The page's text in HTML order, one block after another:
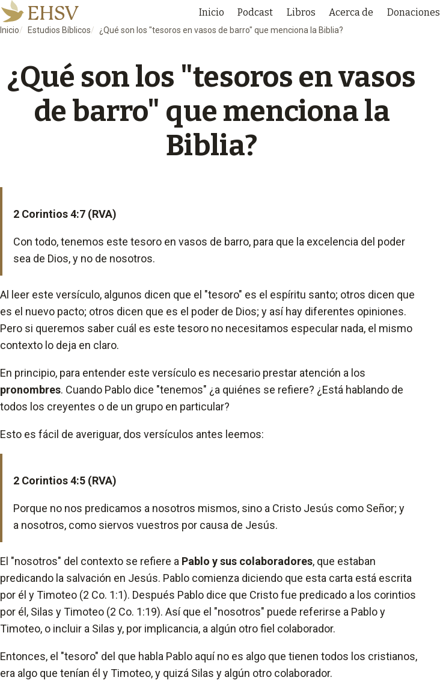
Inicio Podcast Libros Acerca de Donaciones
Inicio Estudios Bíblicos ¿Qué son los "tesoros en vasos de barro" que menciona la Biblia?
¿Qué son los "tesoros en vasos
de barro" que menciona la
Biblia?
2 Corintios 4:7 (RVA)
Con todo, tenemos este tesoro en vasos de barro, para que la excelencia del poder
sea de Dios, y no de nosotros.
Al leer este versículo, algunos dicen que el "tesoro" es el espíritu santo; otros dicen que
es el nuevo pacto; otros dicen que es el poder de Dios; y así hay diferentes opiniones.
Pero si queremos saber cuál es este tesoro no necesitamos especular nada, el mismo
contexto lo deja en claro.
En principio, para entender este versículo es necesario prestar atención a los
pronombres. Cuando Pablo dice "tenemos" ¿a quiénes se refiere? ¿Está hablando de
todos los creyentes o de un grupo en particular?
Esto es fácil de averiguar, dos versículos antes leemos:
2 Corintios 4:5 (RVA)
Porque no nos predicamos a nosotros mismos, sino a Cristo Jesús como Señor; y
a nosotros, como siervos vuestros por causa de Jesús.
El "nosotros" del contexto se refiere a Pablo y sus colaboradores, que estaban
predicando la salvación en Jesús. Pablo comienza diciendo que esta carta está escrita
por él y Timoteo (2 Co. 1:1). Después Pablo dice que Cristo fue predicado a los corintios
por él, Silas y Timoteo (2 Co. 1:19). Así que el "nosotros" puede referirse a Pablo y
Timoteo, o incluir a Silas y, por implicancia, a algún otro fiel colaborador.
Entonces, el "tesoro" del que habla Pablo aquí no es algo que tienen todos los cristianos,
era algo que tenían él y Timoteo, y quizá Silas y algún otro colaborador.